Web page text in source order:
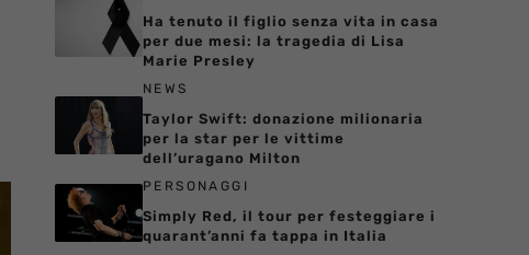
Ha tenuto il figlio senza vita in casa
per due mesi: la tragedia di Lisa
Marie Presley
NEWS
Taylor Swift: donazione milionaria
per la star per le vittime
dell’uragano Milton
PERSONAGGI
Simply Red, il tour per festeggiare i
quarant’anni fa tappa in Italia